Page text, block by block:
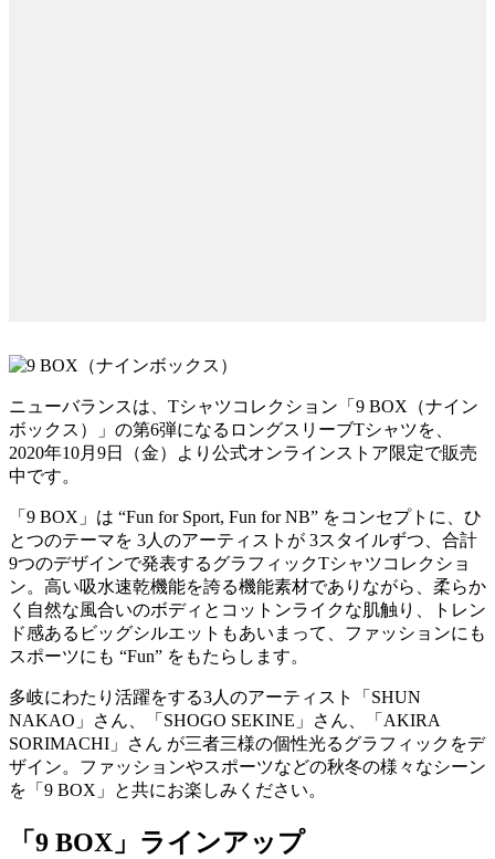
ニューバランスは、Tシャツコレクション「9 BOX（ナイン
ボックス）」の第6弾になるロングスリーブTシャツを、
2020年10月9日（金）より公式オンラインストア限定で販売
中です。
「9 BOX」は “Fun for Sport, Fun for NB” をコンセプトに、ひ
とつのテーマを 3人のアーティストが 3スタイルずつ、合計
9つのデザインで発表するグラフィックTシャツコレクショ
ン。高い吸水速乾機能を誇る機能素材でありながら、柔らか
く自然な風合いのボディとコットンライクな肌触り、トレン
ド感あるビッグシルエットもあいまって、ファッションにも
スポーツにも “Fun” をもたらします。
多岐にわたり活躍をする3人のアーティスト「SHUN
NAKAO」さん、「SHOGO SEKINE」さん、「AKIRA
SORIMACHI」さん が三者三様の個性光るグラフィックをデ
ザイン。ファッションやスポーツなどの秋冬の様々なシーン
を「9 BOX」と共にお楽しみください。
「9 BOX」ラインアップ